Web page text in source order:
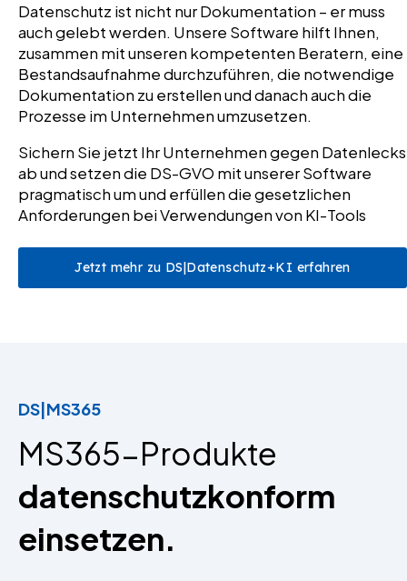
Datenschutz ist nicht nur Dokumentation – er muss
auch gelebt werden. Unsere Software hilft Ihnen,
zusammen mit unseren kompetenten Beratern, eine
Bestandsaufnahme durchzuführen, die notwendige
Dokumentation zu erstellen und danach auch die
Prozesse im Unternehmen umzusetzen.
Sichern Sie jetzt Ihr Unternehmen gegen Datenlecks
ab und setzen die DS-GVO mit unserer Software
pragmatisch um und erfüllen die gesetzlichen
Anforderungen bei Verwendungen von KI-Tools
Jetzt mehr zu DS|Datenschutz+KI erfahren
DS|MS365
MS365-Produkte
datenschutzkonform
einsetzen.